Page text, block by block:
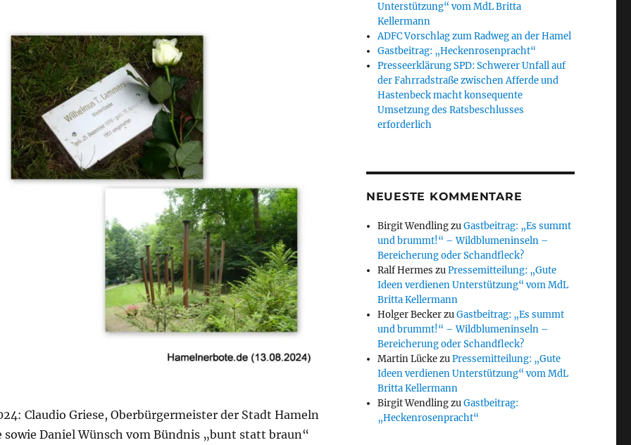
Claudio Griese, Oberbürgermeister der Stadt Hameln
sowie Daniel Wünsch vom Bündnis „bunt statt braun“
Unterstützung“ vom MdL Britta
Kellermann
ADFC Vorschlag zum Radweg an der Hamel
Gastbeitrag: „Heckenrosenpracht“
Presseerklärung SPD: Schwerer Unfall auf
der Fahrradstraße zwischen Afferde und
Hastenbeck macht konsequente
Umsetzung des Ratsbeschlusses
erforderlich
NEUESTE KOMMENTARE
Birgit WendlingzuGastbeitrag: „Es summt
und brummt!“ – Wildblumeninseln –
Bereicherung oder Schandfleck?
Ralf Hermes zuPressemitteilung: „Gute
Ideen verdienen Unterstützung“ vom MdL
Britta Kellermann
Holger BeckerzuGastbeitrag: „Es summt
und brummt!“ – Wildblumeninseln –
Bereicherung oder Schandfleck?
Martin LückezuPressemitteilung: „Gute
Ideen verdienen Unterstützung“ vom MdL
Britta Kellermann
Birgit WendlingzuGastbeitrag:
„Heckenrosenpracht“